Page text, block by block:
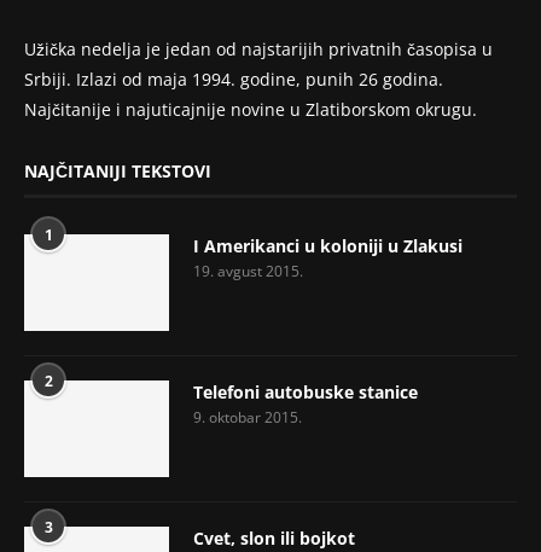
Užička nedelja je jedan od najstarijih privatnih časopisa u
Srbiji. Izlazi od maja 1994. godine, punih 26 godina.
Najčitanije i najuticajnije novine u Zlatiborskom okrugu.
NAJČITANIJI TEKSTOVI
1 I Amerikanci u koloniji u Zlakusi
19. avgust 2015.
2 Telefoni autobuske stanice
9. oktobar 2015.
3 Cvet, slon ili bojkot